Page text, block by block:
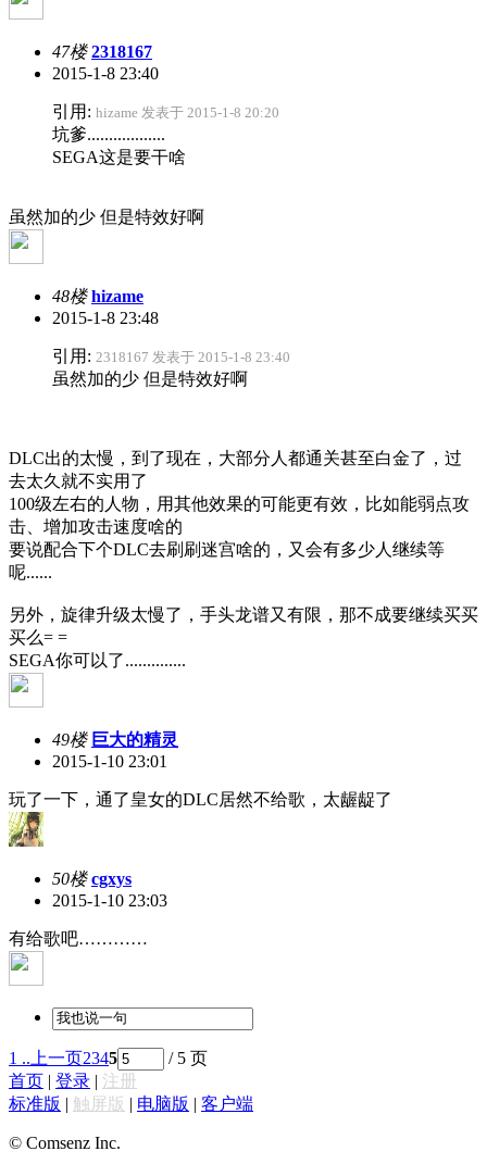
47楼 2318167
2015-1-8 23:40
引用: hizame 发表于 2015-1-8 20:20
坑爹..................
SEGA这是要干啥
虽然加的少 但是特效好啊
48楼 hizame
2015-1-8 23:48
引用: 2318167 发表于 2015-1-8 23:40
虽然加的少 但是特效好啊
DLC出的太慢，到了现在，大部分人都通关甚至白金了，过
去太久就不实用了
100级左右的人物，用其他效果的可能更有效，比如能弱点攻
击、增加攻击速度啥的
要说配合下个DLC去刷刷迷宫啥的，又会有多少人继续等
呢......
另外，旋律升级太慢了，手头龙谱又有限，那不成要继续买买
买么= =
SEGA你可以了..............
49楼 巨大的精灵
2015-1-10 23:01
玩了一下，通了皇女的DLC居然不给歌，太龌龊了
50楼 cgxys
2015-1-10 23:03
有给歌吧…………
1 .. 上一页2345
/ 5 页
首页 | 登录 | 注册
标准版 | 触屏版 | 电脑版 | 客户端
© Comsenz Inc.